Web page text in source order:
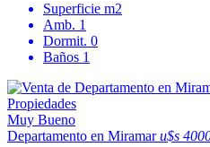
Superficie m2
Amb. 1
Dormit. 0
Baños 1
Muy Bueno
Departamento en Miramaru$s